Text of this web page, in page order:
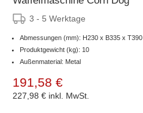
3 - 5 Werktage
Abmessungen (mm): H230 x B335 x T390
Produktgewicht (kg): 10
Außenmaterial: Metal
191,58 €
227,98 € inkl. MwSt.